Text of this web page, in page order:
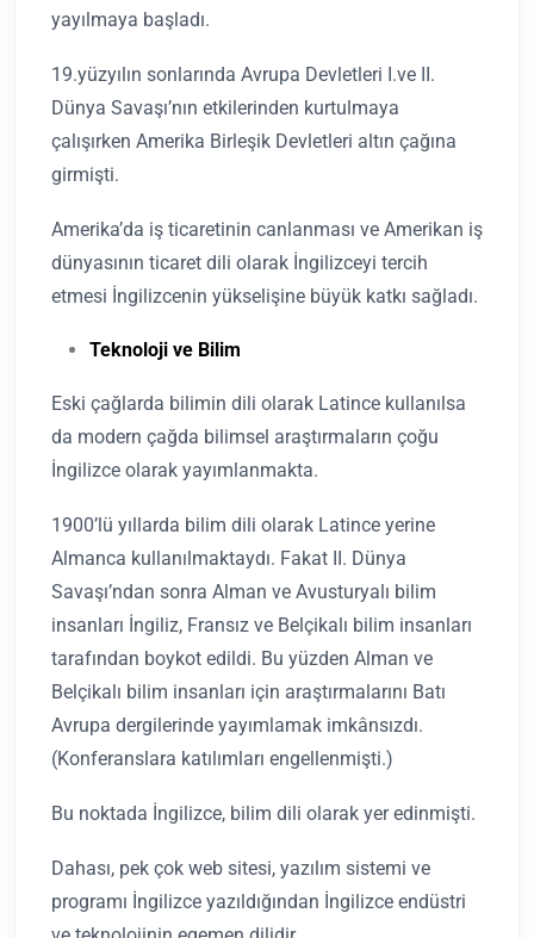
yayılmaya başladı.
19.yüzyılın sonlarında Avrupa Devletleri I.ve II.
Dünya Savaşı’nın etkilerinden kurtulmaya
çalışırken Amerika Birleşik Devletleri altın çağına
girmişti.
Amerika’da iş ticaretinin canlanması ve Amerikan iş
dünyasının ticaret dili olarak İngilizceyi tercih
etmesi İngilizcenin yükselişine büyük katkı sağladı.
Teknoloji ve Bilim
Eski çağlarda bilimin dili olarak Latince kullanılsa
da modern çağda bilimsel araştırmaların çoğu
İngilizce olarak yayımlanmakta.
1900’lü yıllarda bilim dili olarak Latince yerine
Almanca kullanılmaktaydı. Fakat II. Dünya
Savaşı’ndan sonra Alman ve Avusturyalı bilim
insanları İngiliz, Fransız ve Belçikalı bilim insanları
tarafından boykot edildi. Bu yüzden Alman ve
Belçikalı bilim insanları için araştırmalarını Batı
Avrupa dergilerinde yayımlamak imkânsızdı.
(Konferanslara katılımları engellenmişti.)
Bu noktada İngilizce, bilim dili olarak yer edinmişti.
Dahası, pek çok web sitesi, yazılım sistemi ve
programı İngilizce yazıldığından İngilizce endüstri